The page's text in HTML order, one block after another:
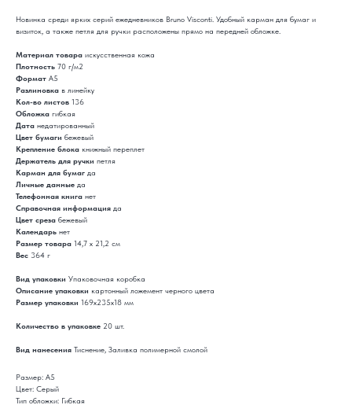
Новинка среди ярких серий ежедневников Bruno Visconti. Удобный карман для бумаг и
визиток, а также петля для ручки расположены прямо на передней обложке.
Материал товара искусственная кожа
Плотность 70 г/м2
Формат A5
Разлиновка в линейку
Кол-во листов 136
Обложка гибкая
Дата недатированный
Цвет бумаги бежевый
Крепление блока книжный переплет
Держатель для ручки петля
Карман для бумаг да
Личные данные да
Телефонная книга нет
Справочная информация да
Цвет среза бежевый
Календарь нет
Размер товара 14,7 х 21,2 см
Вес 364 г
Вид упаковки Упаковочная коробка
Описание упаковки картонный ложемент черного цвета
Размер упаковки 169x235x18 мм
Количество в упаковке 20 шт.
Вид нанесения Тиснение, Заливка полимерной смолой
Размер: А5
Цвет: Серый
Тип обложки: Гибкая